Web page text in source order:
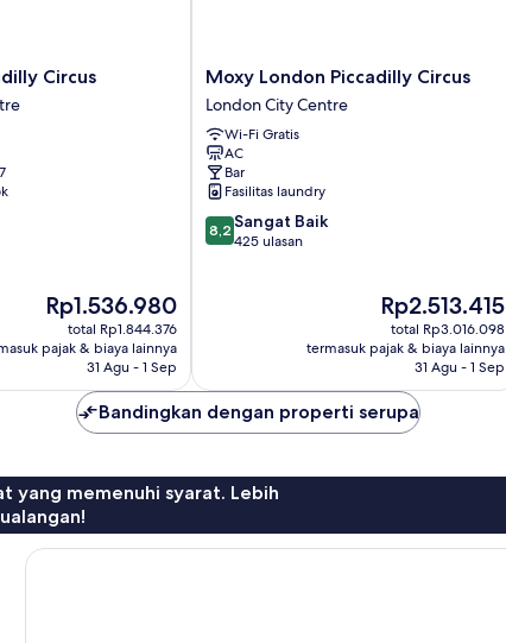
Circus
Harga
sekarang
Rp1.536.980
Rp1.536.980
total Rp1.844.376
pajak & biaya lainnya
31 Agu - 1 Sep
Moxy
London
Piccadilly
Circus
London
City
Centre
Moxy London Piccadilly Circus
London City Centre
Wi-Fi Gratis
AC
Bar
Fasilitas laundry
8.2
dari
8,2 Sangat Baik
425 ulasan
Harga
sekarang
Rp2.513.415
Rp2.513.415
total Rp3.016.098
termasuk pajak & biaya lainnya
31 Agu - 1 Sep
Bandingkan dengan properti serupa
yang memenuhi syarat. Lebih